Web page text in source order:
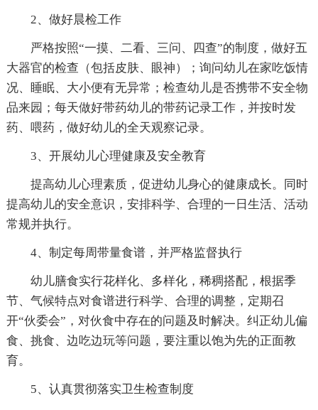
2、做好晨检工作
严格按照“一摸、二看、三问、四查”的制度，做好五
大器官的检查（包括皮肤、眼神）；询问幼儿在家吃饭情
况、睡眠、大小便有无异常；检查幼儿是否携带不安全物
品来园；每天做好带药幼儿的带药记录工作，并按时发
药、喂药，做好幼儿的全天观察记录。
3、开展幼儿心理健康及安全教育
提高幼儿心理素质，促进幼儿身心的健康成长。同时
提高幼儿的安全意识，安排科学、合理的一日生活、活动
常规并执行。
4、制定每周带量食谱，并严格监督执行
幼儿膳食实行花样化、多样化，稀稠搭配，根据季
节、气候特点对食谱进行科学、合理的调整，定期召
开“伙委会”，对伙食中存在的问题及时解决。纠正幼儿偏
食、挑食、边吃边玩等问题，要注重以饱为先的正面教
育。
5、认真贯彻落实卫生检查制度